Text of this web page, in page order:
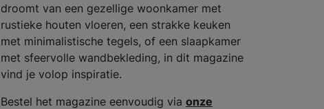
droomt van een gezellige woonkamer met
rustieke houten vloeren, een strakke keuken
met minimalistische tegels, of een slaapkamer
met sfeervolle wandbekleding, in dit magazine
vind je volop inspiratie.
Bestel het magazine eenvoudig via onze